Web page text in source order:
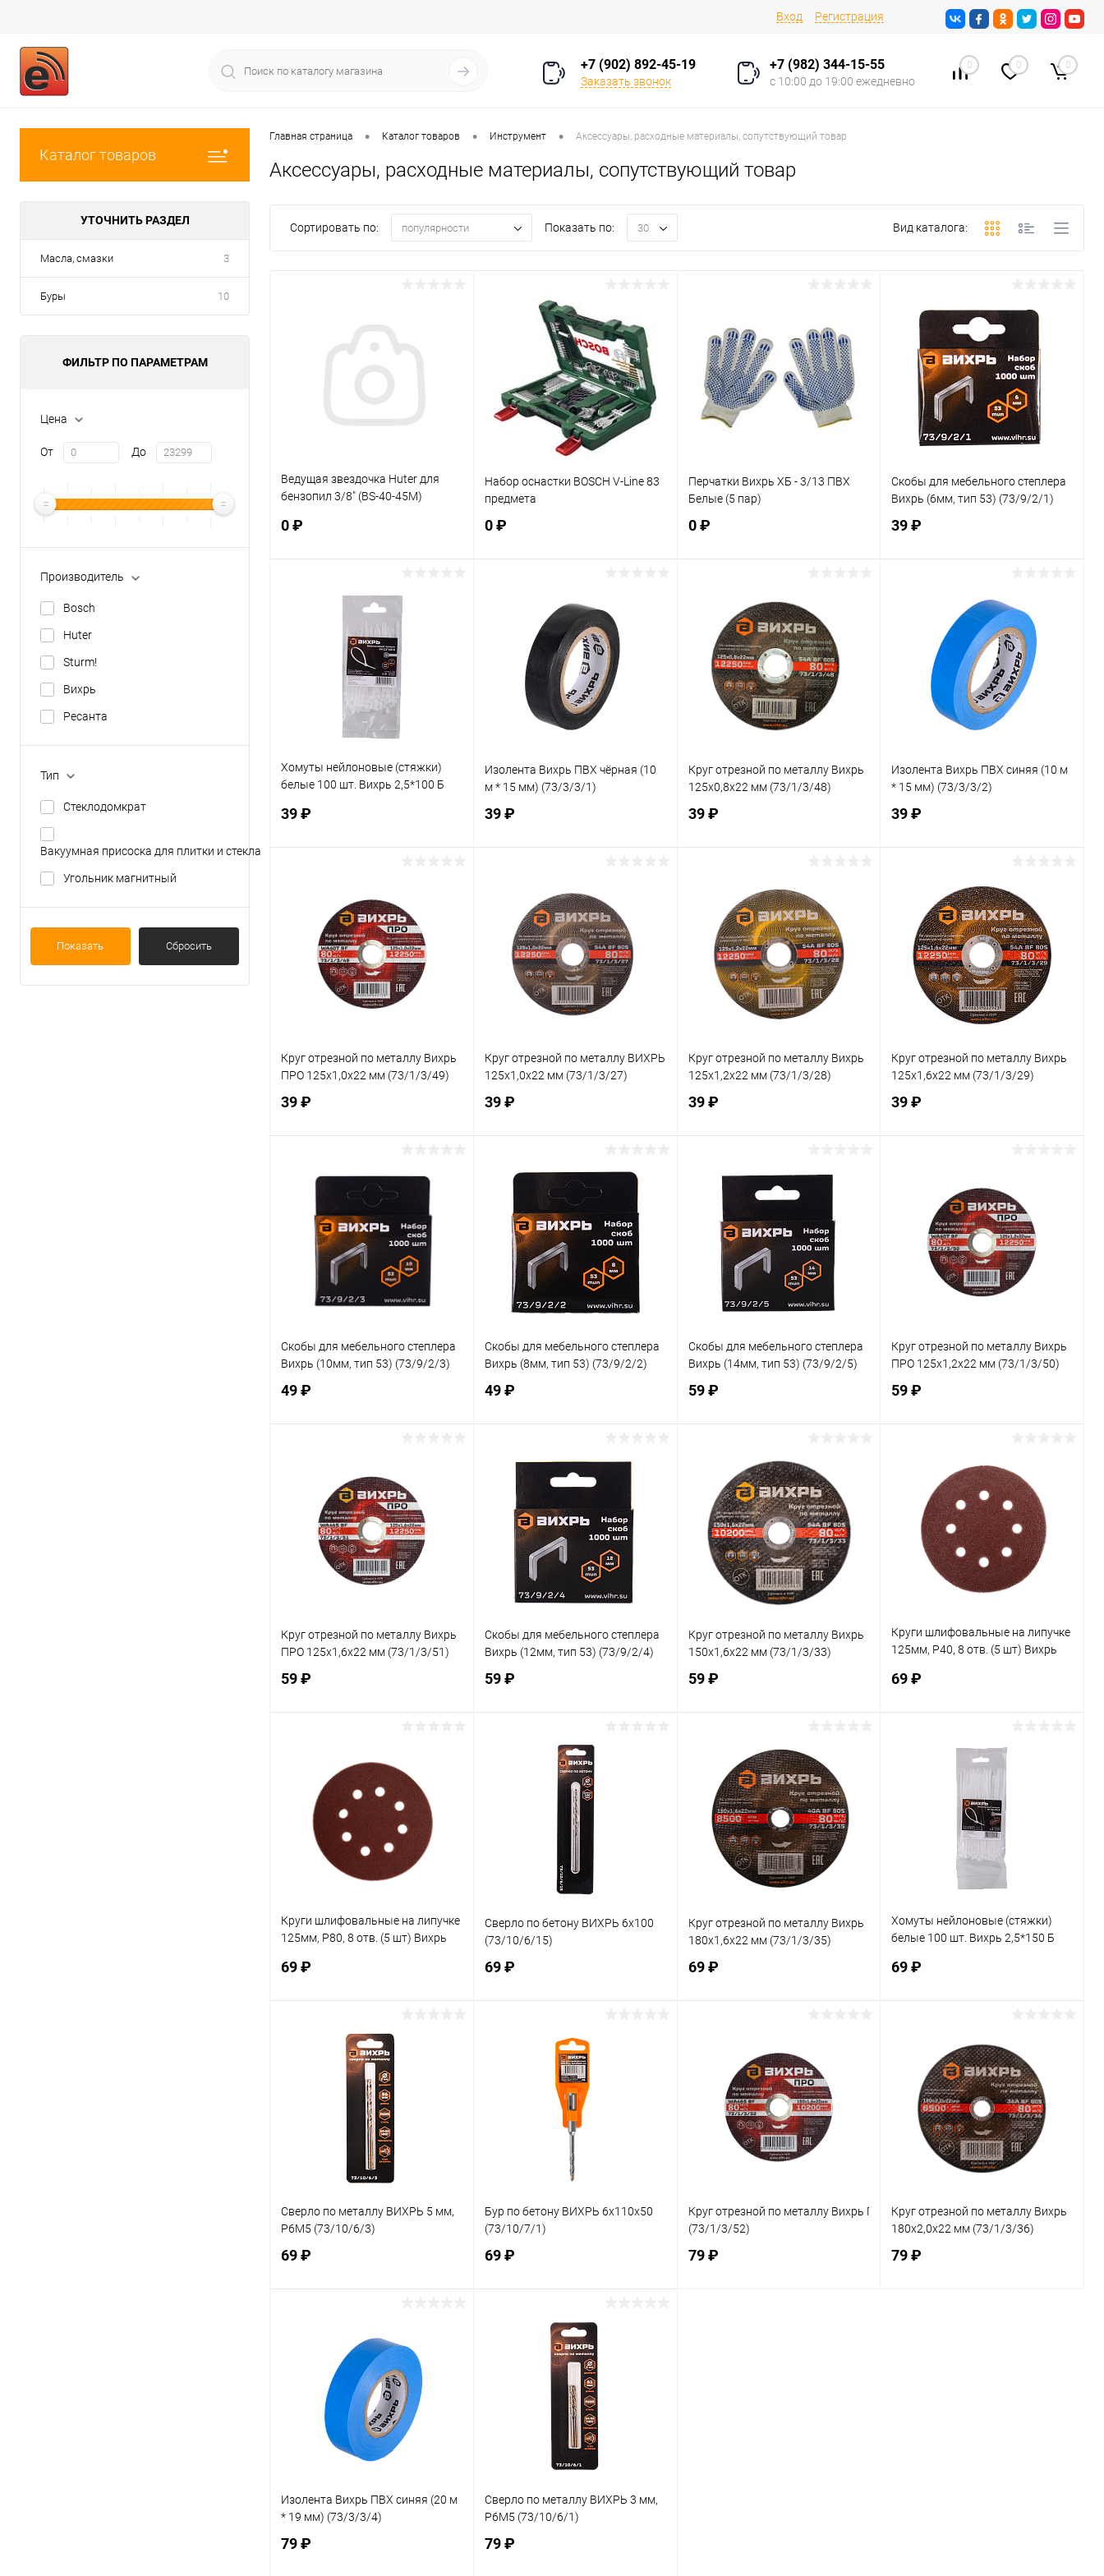
Вход Регистрация
+7 (902) 892-45-19
Заказать звонок
+7 (982) 344-15-55
с 10:00 до 19:00 ежедневно
0 0 0
Каталог товаров
УТОЧНИТЬ РАЗДЕЛ
Масла, смазки 3
Буры 10
ФИЛЬТР ПО ПАРАМЕТРАМ
Цена
От До
Производитель
Bosch
Huter
Sturm!
Вихрь
Ресанта
Тип
Стеклодомкрат
Вакуумная присоска для плитки и стекла
Угольник магнитный
Показать Сбросить
Главная страница • Каталог товаров • Инструмент • Аксессуары, расходные материалы, сопутствующий товар
Аксессуары, расходные материалы, сопутствующий товар
Сортировать по: популярности Показать по: 30 Вид каталога:
Ведущая звездочка Huter для
бензопил 3/8" (BS-40-45M)
0 ₽
В корзину
Купить в 1 клик
В избранное
Набор оснастки BOSCH V-Line 83
предмета
0 ₽
Купить в 1 клик К сравнению
В избранное В наличии
Перчатки Вихрь ХБ - 3/13 ПВХ
Белые (5 пар)
0 ₽
Купить в 1 клик К сравнению
В избранное В наличии
Скобы для мебельного степлера
Вихрь (6мм, тип 53) (73/9/2/1)
39 ₽
Купить в 1 клик К сравнению
В избранное В наличии
Хомуты нейлоновые (стяжки)
белые 100 шт. Вихрь 2,5*100 Б
39 ₽
Купить в 1 клик К сравнению
В избранное В наличии
Изолента Вихрь ПВХ чёрная (10
м * 15 мм) (73/3/3/1)
39 ₽
Купить в 1 клик К сравнению
В избранное В наличии
Круг отрезной по металлу Вихрь
125х0,8х22 мм (73/1/3/48)
39 ₽
Купить в 1 клик К сравнению
В избранное В наличии
Изолента Вихрь ПВХ синяя (10 м
* 15 мм) (73/3/3/2)
39 ₽
Купить в 1 клик К сравнению
В избранное В наличии
Круг отрезной по металлу Вихрь
ПРО 125х1,0х22 мм (73/1/3/49)
39 ₽
Купить в 1 клик К сравнению
В избранное В наличии
Круг отрезной по металлу ВИХРЬ
125х1,0х22 мм (73/1/3/27)
39 ₽
В корзину
Купить в 1 клик К сравнению
В избранное В наличии
Круг отрезной по металлу Вихрь
125х1,2х22 мм (73/1/3/28)
39 ₽
Купить в 1 клик
В избранное В наличии
Круг отрезной по металлу Вихрь
125х1,6х22 мм (73/1/3/29)
39 ₽
Купить в 1 клик К сравнению
В избранное В наличии
Скобы для мебельного степлера
Вихрь (10мм, тип 53) (73/9/2/3)
49 ₽
Купить в 1 клик К сравнению
В избранное В наличии
Скобы для мебельного степлера
Вихрь (8мм, тип 53) (73/9/2/2)
49 ₽
В корзину
Купить в 1 клик К сравнению
В избранное В наличии
Скобы для мебельного степлера
Вихрь (14мм, тип 53) (73/9/2/5)
59 ₽
В корзину
Купить в 1 клик К сравнению
В избранное В наличии
Круг отрезной по металлу Вихрь
ПРО 125х1,2х22 мм (73/1/3/50)
59 ₽
Купить в 1 клик К сравнению
В избранное В наличии
Круг отрезной по металлу Вихрь
ПРО 125х1,6х22 мм (73/1/3/51)
59 ₽
Купить в 1 клик К сравнению
В избранное В наличии
Скобы для мебельного степлера
Вихрь (12мм, тип 53) (73/9/2/4)
59 ₽
В корзину
Купить в 1 клик
В избранное
Круг отрезной по металлу Вихрь
150х1,6х22 мм (73/1/3/33)
59 ₽
В корзину
Купить в 1 клик К сравнению
В избранное В наличии
Круги шлифовальные на липучке
125мм, P40, 8 отв. (5 шт) Вихрь
69 ₽
В корзину
В избранное
Круги шлифовальные на липучке
125мм, P80, 8 отв. (5 шт) Вихрь
69 ₽
В корзину
Купить в 1 клик
Сверло по бетону ВИХРЬ 6x100
(73/10/6/15)
69 ₽
В корзину
Купить в 1 клик
В избранное
Круг отрезной по металлу Вихрь
180х1,6х22 мм (73/1/3/35)
69 ₽
Купить в 1 клик К сравнению
В избранное В наличии
Хомуты нейлоновые (стяжки)
белые 100 шт. Вихрь 2,5*150 Б
69 ₽
Купить в 1 клик К сравнению
В избранное В наличии
Сверло по металлу ВИХРЬ 5 мм,
P6M5 (73/10/6/3)
69 ₽
Купить в 1 клик К сравнению
В избранное В наличии
Бур по бетону ВИХРЬ 6x110x50
(73/10/7/1)
69 ₽
В корзину
Купить в 1 клик
В избранное
Круг отрезной по металлу Вихрь ПРО 150х1,6х22 мм
(73/1/3/52)
79 ₽
Круг отрезной по металлу Вихрь
180х2,0х22 мм (73/1/3/36)
79 ₽
Изолента Вихрь ПВХ синяя (20 м
* 19 мм) (73/3/3/4)
79 ₽
Сверло по металлу ВИХРЬ 3 мм,
P6M5 (73/10/6/1)
79 ₽